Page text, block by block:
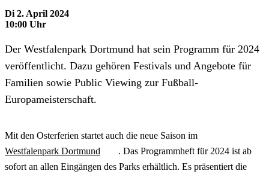
Di 2. April 2024
10:00 Uhr
Der Westfalenpark Dortmund hat sein Programm für 2024
veröffentlicht. Dazu gehören Festivals und Angebote für
Familien sowie Public Viewing zur Fußball-
Europameisterschaft.
Mit den Osterferien startet auch die neue Saison im
Westfalenpark Dortmund
. Das Programmheft für 2024 ist ab
sofort an allen Eingängen des Parks erhältlich. Es präsentiert die